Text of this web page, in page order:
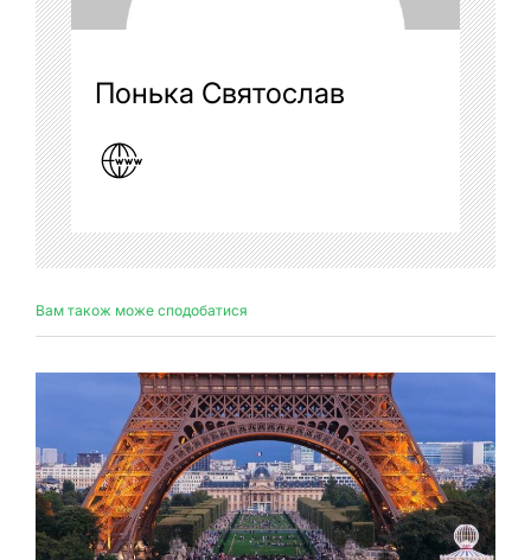
Понька Святослав
Вам також може сподобатися